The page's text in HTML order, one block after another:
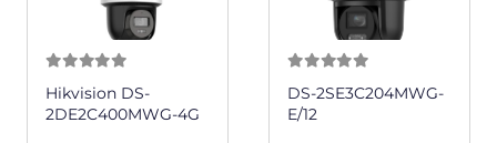
Hikvision DS-
2DE2C400MWG-4G
DS-2SE3C204MWG-
E/12